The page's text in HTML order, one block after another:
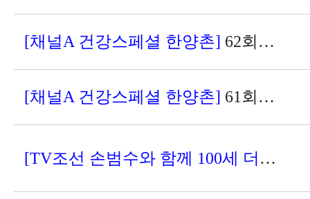
[채널A 건강스페셜 한양촌] 62회 - P인슐린으로 당뇨합병증을 잡아라
[채널A 건강스페셜 한양촌] 61회 부기와 부종 잡고 건강을 되찾은 비결은?
[TV조선 손범수와 함께 100세 더하기]